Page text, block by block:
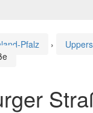
Pfalz ›